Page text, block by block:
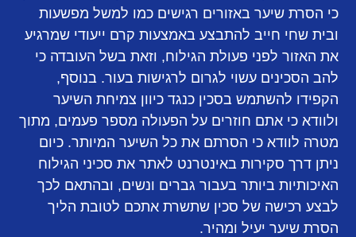
כי הסרת שיער באזורים רגישים כמו למשל מפשעות
ובית שחי חייב להתבצע באמצעות קרם ייעודי שמרגיע
את האזור לפני פעולת הגילוח, וזאת בשל העובדה כי
להב הסכינים עשוי לגרום לרגישות בעור. בנוסף,
הקפידו להשתמש בסכין כנגד כיוון צמיחת השיער
ולוודא כי אתם חוזרים על הפעולה מספר פעמים, מתוך
מטרה לוודא כי הסרתם את כל השיער המיותר. כיום
ניתן דרך סקירות באינטרנט לאתר את סכיני הגילוח
האיכותיות ביותר בעבור גברים ונשים, ובהתאם לכך
לבצע רכישה של סכין שתשרת אתכם לטובת הליך
הסרת שיער יעיל ומהיר.